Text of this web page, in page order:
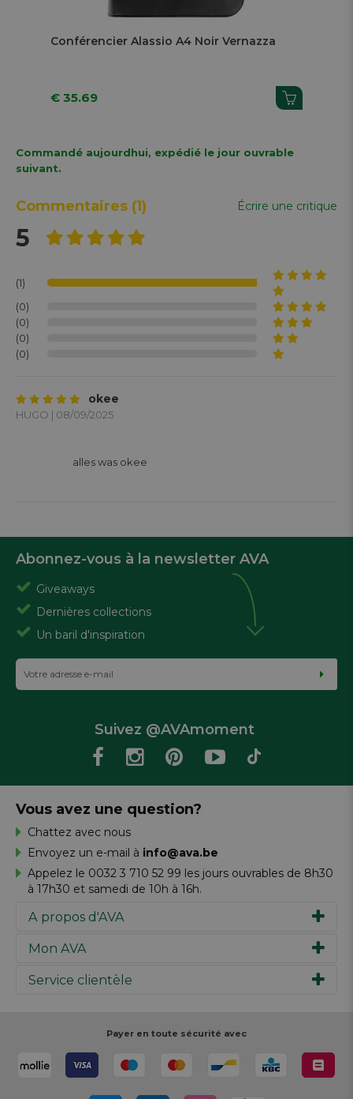
Conférencier Alassio A4 Noir Vernazza
€ 35.69
Commandé aujourdhui, expédié le jour ouvrable
suivant.
Commentaires (1) Écrire une critique
5
(1)
(0)
(0)
(0)
(0)
okee
HUGO | 08/09/2025
Abonnez-vous à la newsletter AVA
Giveaways
Dernières collections
Un baril d'inspiration
Suivez @AVAmoment
A propos d'AVA
Notre histoire
Travailler chez AVA
Mon AVA
Inspiration
Réalisez votre création
Rédiger un commentaire
Service clientèle
Votre paiement
Retour
Vous avez une question?
Chattez avec nous
Envoyez un e-mail à info@ava.be
Appelez le 0032 3 710 52 99 les jours ouvrables de 8h30
à 17h30 et samedi de 10h à 16h.
Payer en toute sécurité avec